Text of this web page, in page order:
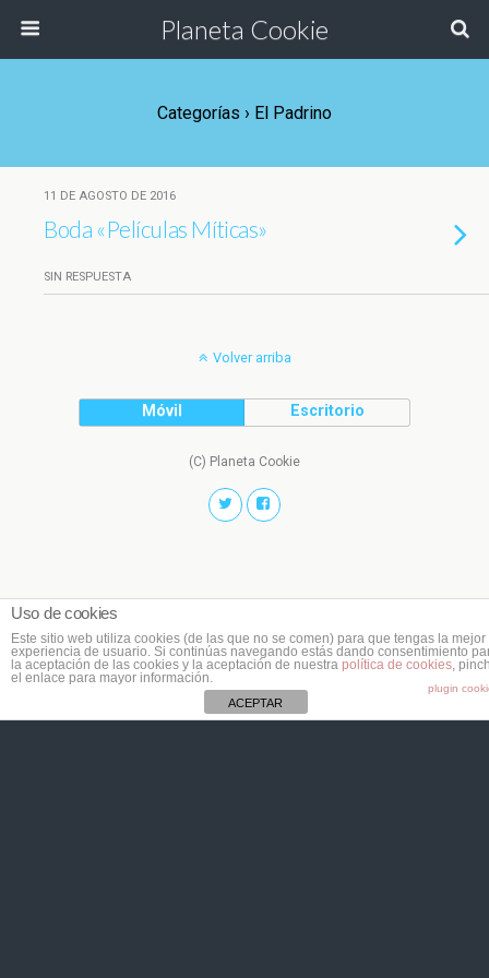
Planeta Cookie
Categorías › El Padrino
11 DE AGOSTO DE 2016
Boda «Películas Míticas»
SIN RESPUESTA
Volver arriba
Móvil Escritorio
(C) Planeta Cookie
Uso de cookies
Este sitio web utiliza cookies (de las que no se comen) para que tengas la mejor
experiencia de usuario. Si continúas navegando estás dando consentimiento
la aceptación de las cookies y la aceptación de nuestra política de cookies,
el enlace para mayor información.
plugin
ACEPTAR